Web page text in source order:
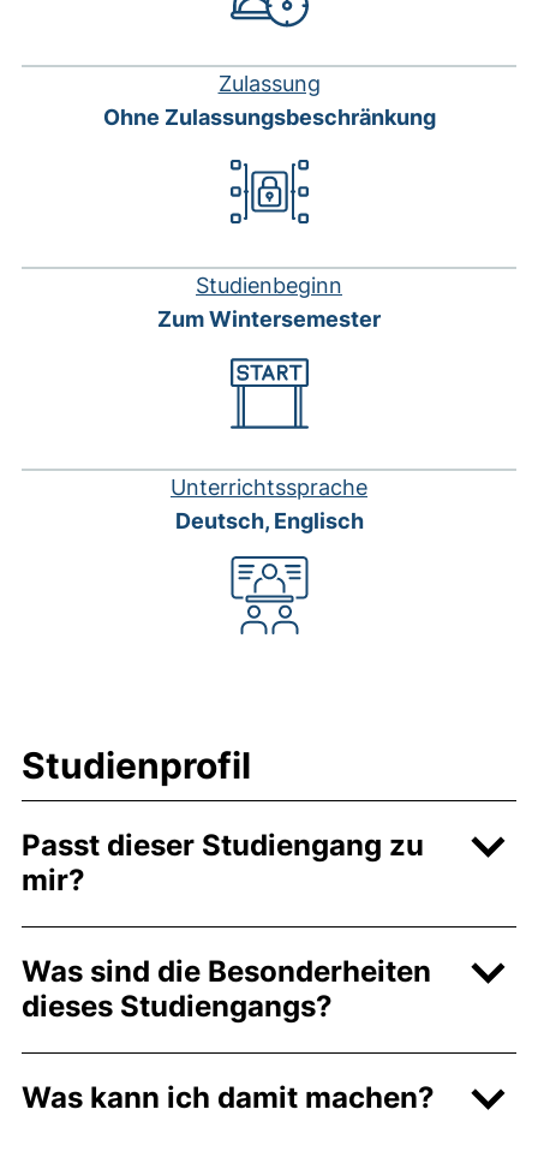
Zulassung
Ohne Zulassungsbeschränkung
Studienbeginn
Zum Wintersemester
Unterrichtssprache
Deutsch, Englisch
Studienprofil
Passt dieser Studiengang zu
mir?
Was sind die Besonderheiten
dieses Studiengangs?
Was kann ich damit machen?